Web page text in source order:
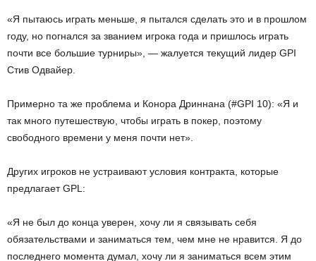
«Я пытаюсь играть меньше, я пытался сделать это и в прошлом
году, но погнался за званием игрока года и пришлось играть
почти все большие турниры», — жалуется текущий лидер GPI
Стив Одвайер.
Примерно та же проблема и Конора Дриннана (#GPI 10): «Я и
так много путешествую, чтобы играть в покер, поэтому
свободного времени у меня почти нет».
Других игроков не устраивают условия контракта, которые
предлагает GPL:
«Я не был до конца уверен, хочу ли я связывать себя
обязательствами и заниматься тем, чем мне не нравится. Я до
последнего момента думал, хочу ли я заниматься всем этим